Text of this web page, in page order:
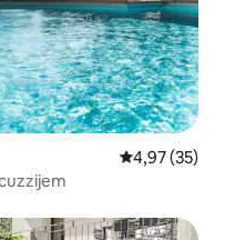
Prosječna
4,97 (35)